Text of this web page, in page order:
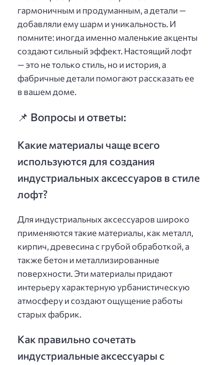
гармоничным и продуманным, а детали —
добавляли ему шарм и уникальность. И
помните: иногда именно маленькие акценты
создают сильный эффект. Настоящий лофт
— это не только стиль, но и история, а
фабричные детали помогают рассказать ее
в вашем доме.
📌 Вопросы и ответы:
Какие материалы чаще всего
используются для создания
индустриальных аксессуаров в стиле
лофт?
Для индустриальных аксессуаров широко
применяются такие материалы, как металл,
кирпич, древесина с грубой обработкой, а
также бетон и металлизированные
поверхности. Эти материалы придают
интерьеру характерную урбанистическую
атмосферу и создают ощущение работы
старых фабрик.
Как правильно сочетать
индустриальные аксессуары с